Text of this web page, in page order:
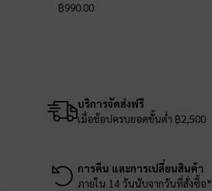
฿990.00
บริการจัดส่งฟรี
เมื่อช้อปครบยอดขั้นต่ำ ฿2,500
การคืน และการเปลี่ยนสินค้า
ภายใน 14 วันนับจากวันที่สั่งซื้อ*